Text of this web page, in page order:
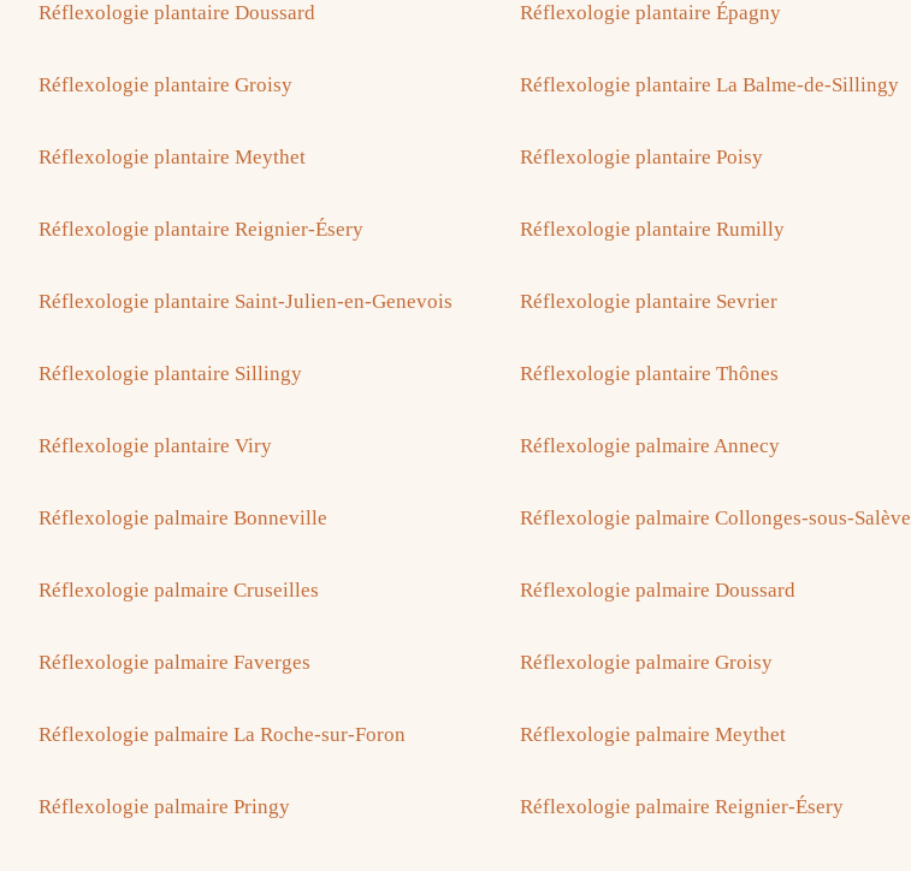
Réflexologie plantaire Doussard Réflexologie plantaire Épagny
Réflexologie plantaire Groisy Réflexologie plantaire La Balme-de-Sillingy
Réflexologie plantaire Meythet Réflexologie plantaire Poisy
Réflexologie plantaire Reignier-Ésery Réflexologie plantaire Rumilly
Réflexologie plantaire Saint-Julien-en-Genevois Réflexologie plantaire Sevrier
Réflexologie plantaire Sillingy Réflexologie plantaire Thônes
Réflexologie plantaire Viry Réflexologie palmaire Annecy
Réflexologie palmaire Bonneville Réflexologie palmaire Collonges-sous-Salève
Réflexologie palmaire Cruseilles Réflexologie palmaire Doussard
Réflexologie palmaire Faverges Réflexologie palmaire Groisy
Réflexologie palmaire La Roche-sur-Foron Réflexologie palmaire Meythet
Réflexologie palmaire Pringy Réflexologie palmaire Reignier-Ésery